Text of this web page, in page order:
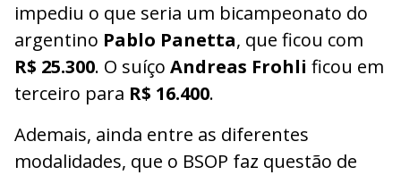
impediu o que seria um bicampeonato do
argentino Pablo Panetta, que ficou com
R$ 25.300. O suíço Andreas Frohli ficou em
terceiro para R$ 16.400.
Ademais, ainda entre as diferentes
modalidades, que o BSOP faz questão de